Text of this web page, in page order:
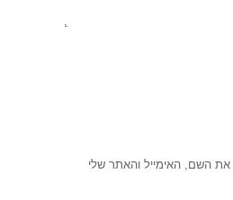
השם, האימייל והאתר שלי